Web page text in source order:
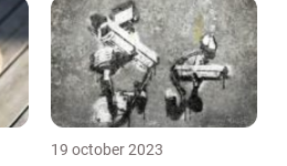
19 october 2023